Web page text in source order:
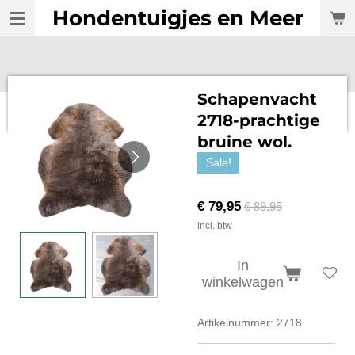
Ga
direct
Hondentuigjes en Meer
Schapenvacht
2718-prachtige
bruine wol.
Sale!
€ 79,95 € 89,95
incl. btw
In
winkelwagen
Artikelnummer: 2718